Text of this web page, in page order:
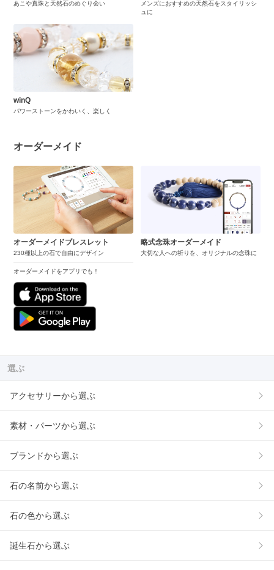
あこや真珠と天然石のめぐり会い
メンズにおすすめの天然石をスタイリッシ
ュに
winQ
パワーストーンをかわいく、楽しく
オーダーメイド
オーダーメイドブレスレット
230種以上の石で自由にデザイン
オーダーメイドをアプリでも！
略式念珠オーダーメイド
大切な人への祈りを、オリジナルの念珠に
選ぶ
アクセサリーから選ぶ
素材・パーツから選ぶ
ブランドから選ぶ
石の名前から選ぶ
石の色から選ぶ
誕生石から選ぶ